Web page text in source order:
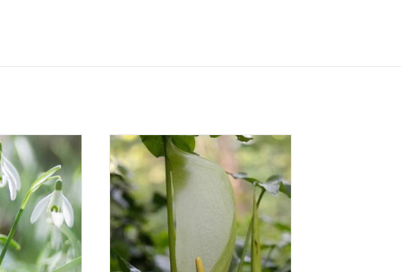
15 cm
Italiaanse Aronskelk
April/mei, groen (oranjerode
bessen), 40 cm
INFO EN KOPEN